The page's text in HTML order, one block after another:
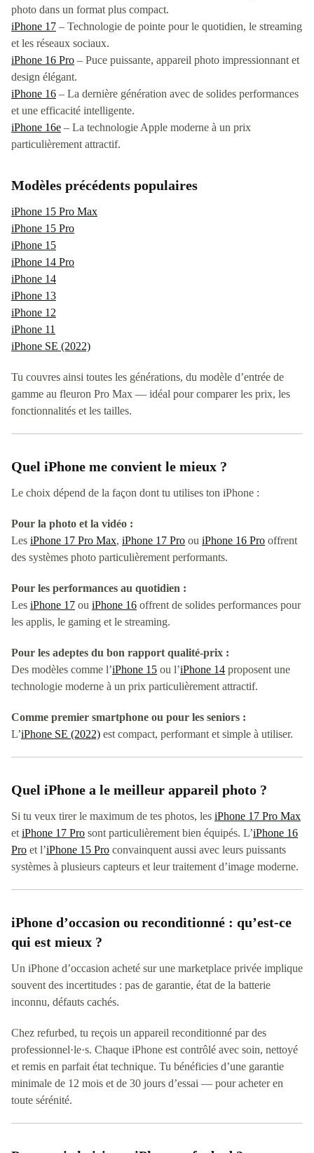
photo dans un format plus compact.
iPhone 17 – Technologie de pointe pour le quotidien, le streaming
et les réseaux sociaux.
iPhone 16 Pro – Puce puissante, appareil photo impressionnant et
design élégant.
iPhone 16 – La dernière génération avec de solides performances
et une efficacité intelligente.
iPhone 16e – La technologie Apple moderne à un prix
particulièrement attractif.
Modèles précédents populaires
iPhone 15 Pro Max
iPhone 15 Pro
iPhone 15
iPhone 14 Pro
iPhone 14
iPhone 13
iPhone 12
iPhone 11
iPhone SE (2022)
Tu couvres ainsi toutes les générations, du modèle d’entrée de
gamme au fleuron Pro Max — idéal pour comparer les prix, les
fonctionnalités et les tailles.
Quel iPhone me convient le mieux ?
Le choix dépend de la façon dont tu utilises ton iPhone :
Pour la photo et la vidéo :
Les iPhone 17 Pro Max, iPhone 17 Pro ou iPhone 16 Pro offrent
des systèmes photo particulièrement performants.
Pour les performances au quotidien :
Les iPhone 17 ou iPhone 16 offrent de solides performances pour
les applis, le gaming et le streaming.
Pour les adeptes du bon rapport qualité-prix :
Des modèles comme l’iPhone 15 ou l’iPhone 14 proposent une
technologie moderne à un prix particulièrement attractif.
Comme premier smartphone ou pour les seniors :
L’iPhone SE (2022) est compact, performant et simple à utiliser.
Quel iPhone a le meilleur appareil photo ?
Si tu veux tirer le maximum de tes photos, les iPhone 17 Pro Max
et iPhone 17 Pro sont particulièrement bien équipés. L’iPhone 16
Pro et l’iPhone 15 Pro convainquent aussi avec leurs puissants
systèmes à plusieurs capteurs et leur traitement d’image moderne.
iPhone d’occasion ou reconditionné : qu’est-ce
qui est mieux ?
Un iPhone d’occasion acheté sur une marketplace privée implique
souvent des incertitudes : pas de garantie, état de la batterie
inconnu, défauts cachés.
Chez refurbed, tu reçois un appareil reconditionné par des
professionnel·le·s. Chaque iPhone est contrôlé avec soin, nettoyé
et remis en parfait état technique. Tu bénéficies d’une garantie
minimale de 12 mois et de 30 jours d’essai — pour acheter en
toute sérénité.